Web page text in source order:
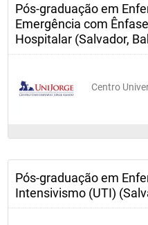
Pós-graduação em
Emergência com
Hospitalar (Salvador,
Centro
Pós-graduação em
Intensivismo (UTI)